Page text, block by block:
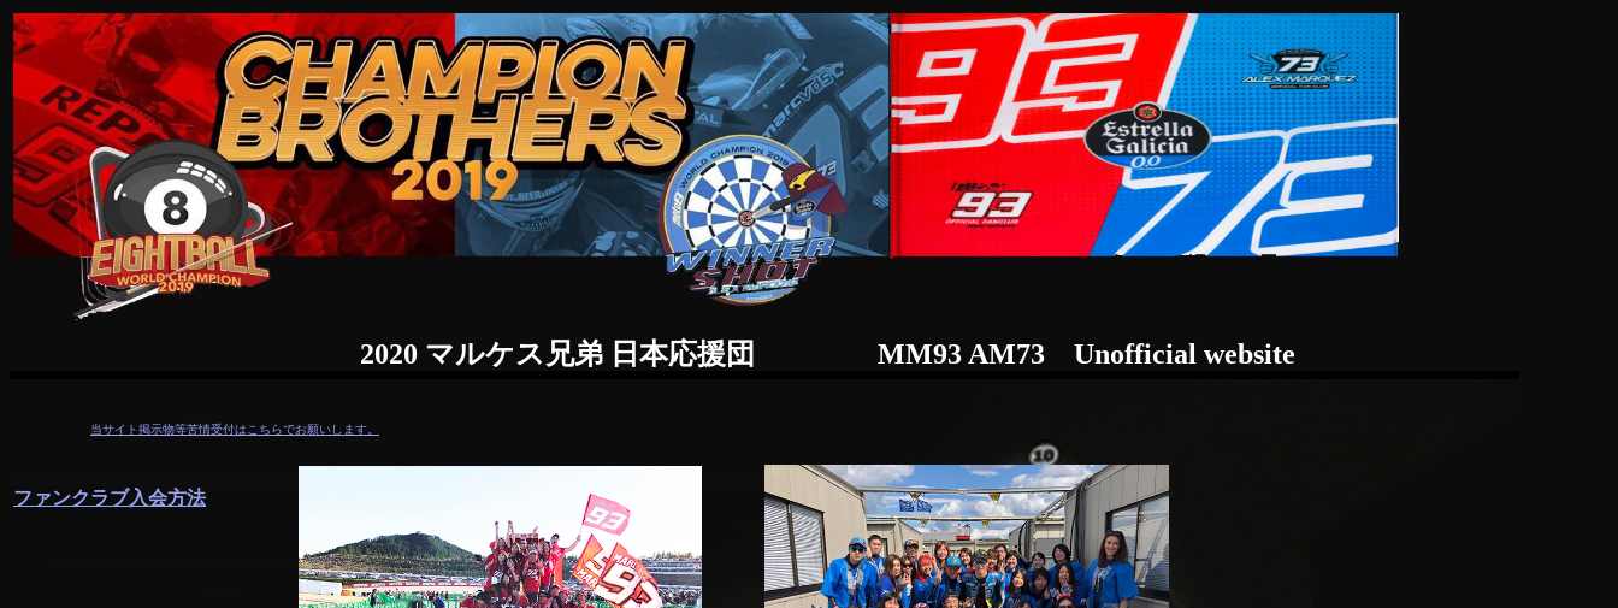
2020 マルケス兄弟 日本応援団 MM93 AM73 Unofficial website
当サイト掲示物等苦情受付はこちらでお願いします。
ファンクラブ入会方法